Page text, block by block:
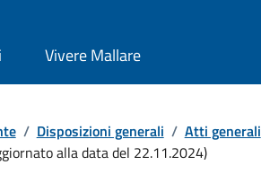
Vivere Mallare
/ Disposizioni generali / Atti generali
alla data del 22.11.2024)